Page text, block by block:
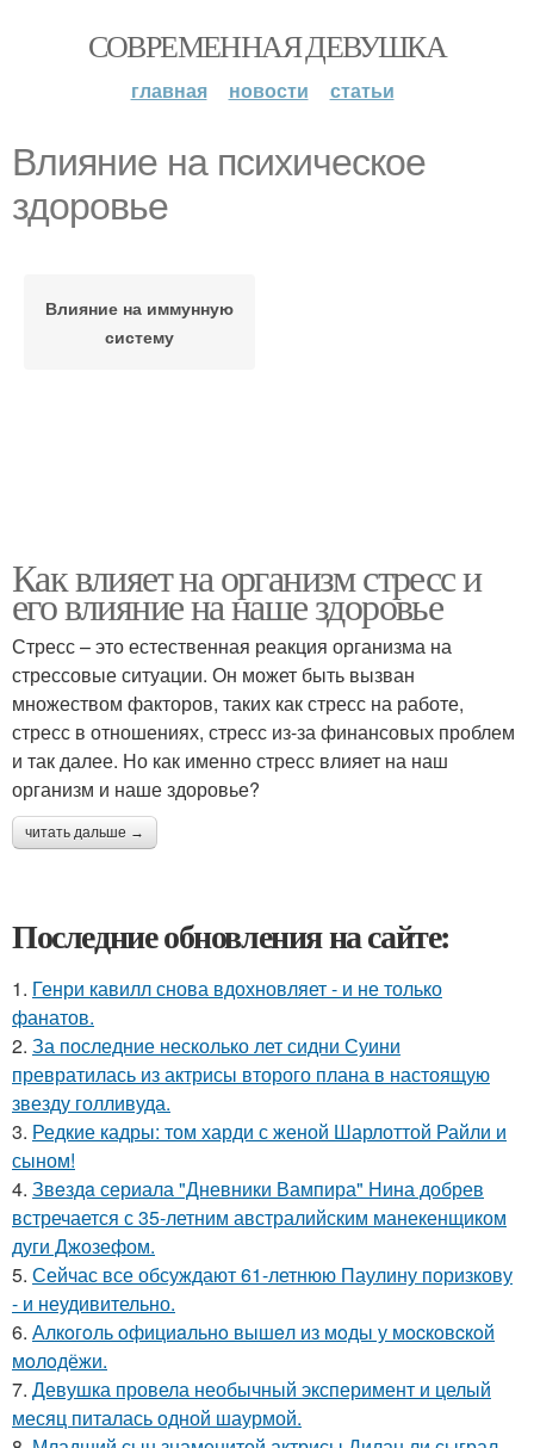
СОВРЕМЕННАЯ ДЕВУШКА
главная новости статьи
Влияние на психическое
здоровье
Влияние на иммунную
систему
Как влияет на организм стресс и
его влияние на наше здоровье
Стресс – это естественная реакция организма на
стрессовые ситуации. Он может быть вызван
множеством факторов, таких как стресс на работе,
стресс в отношениях, стресс из-за финансовых проблем
и так далее. Но как именно стресс влияет на наш
организм и наше здоровье?
читать дальше →
Последние обновления на сайте:
1. Генри кавилл снова вдохновляет - и не только
фанатов.
2. За последние несколько лет сидни Суини
превратилась из актрисы второго плана в настоящую
звезду голливуда.
3. Редкие кадры: том харди с женой Шарлоттой Райли и
сыном!
4. Звeздa сериала "Дневники Вампира" Нина добрев
встречается с 35-летним австралийским манекенщиком
дуги Джозефом.
5. Сейчас все обсуждают 61-летнюю Паулину поризкову
- и неудивительно.
6. Алкoгoль oфициaльнo вышeл из мoды у мocкoвcкoй
мoлoдёжи.
7. Девушка провела необычный эксперимент и целый
месяц питалась одной шаурмой.